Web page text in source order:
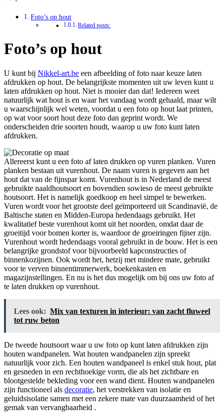
Foto’s op hout
Related posts:
Foto’s op hout
U kunt bij Nikkel-art.be een afbeelding of foto naar keuze laten
afdrukken op hout. De belangrijkste momenten uit uw leven kunt u
laten afdrukken op hout. Niet is mooier dan dat! Iedereen weet
natuurlijk wat hout is en waar het vandaag wordt gehaald, maar wilt
u waarschijnlijk wel weten, voordat u een foto op hout laat printen,
op wat voor soort hout deze foto dan geprint wordt. We
onderscheiden drie soorten houdt, waarop u uw foto kunt laten
afdrukken.
Allereerst kunt u een foto af laten drukken op vuren planken. Vuren
planken bestaan uit vurenhout. De naam vuren is gegeven aan het
hout dat van de fijnspar komt. Vurenhout is in Nederland de meest
gebruikte naaldhoutsoort en bovendien sowieso de meest gebruikte
houtsoort. Het is namelijk goedkoop en heel simpel te bewerken.
Vuren wordt voor het grootste deel geïmporteerd uit Scandinavië, de
Baltische staten en Midden-Europa hedendaags gebruikt. Het
kwalitatief beste vurenhout komt uit het noorden, omdat daar de
groeitijd voor bomen korter is, waardoor de groeiringen fijner zijn.
Vurenhout wordt hedendaags vooral gebruikt in de bouw. Het is een
belangrijke grondstof voor bijvoorbeeld kapconstructies of
binnenkozijnen. Ook wordt het, hetzij met mindere mate, gebruikt
voor te verven binnentimmerwerk, boekenkasten en
magazijnstellingen. En nu is het dus mogelijk om bij ons uw foto af
te laten drukken op vurenhout.
Lees ook: Mix van texturen in interieur: van zacht fluweel
tot ruw beton
De tweede houtsoort waar u uw foto op kunt laten afdrukken zijn
houten wandpanelen. Wat houten wandpanelen zijn spreekt
natuurlijk voor zich. Een houten wandpaneel is enkel stuk hout, plat
en gesneden in een rechthoekige vorm, die als het zichtbare en
blootgestelde bekleding voor een wand dient. Houten wandpanelen
zijn functioneel als decoratie, het verstrekken van isolatie en
geluidsisolatie samen met een zekere mate van duurzaamheid of het
gemak van vervangbaarheid .